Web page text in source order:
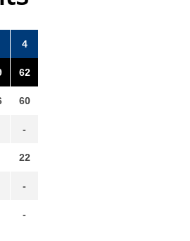
4
62
60
-
22
-
-